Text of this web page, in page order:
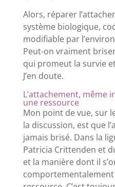
Alors, réparer
système biologique,
modifiable par
Peut-on vraiment
qui promeut la survie
J’en doute.
L’attachement, même
une ressource
Mon point de vue, sur
la discussion, est que
jamais brisé. Dans la
Patricia Crittenden et
et la manière dont il